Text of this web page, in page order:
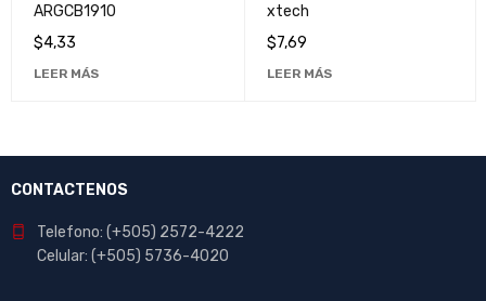
ARGCB1910
$4,33
LEER MÁS
xtech
$7,69
LEER MÁS
CONTACTENOS
Telefono: (+505) 2572-4222
Celular: (+505) 5736-4020